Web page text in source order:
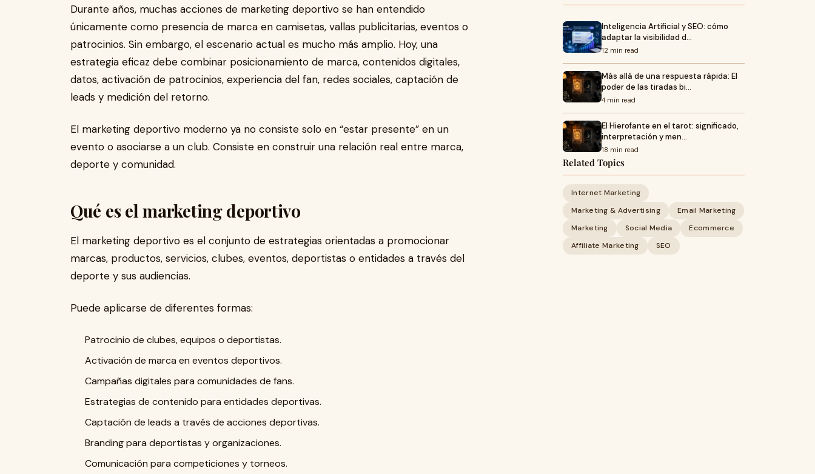
Durante años, muchas acciones de marketing deportivo se han entendido
únicamente como presencia de marca en camisetas, vallas publicitarias, eventos o
patrocinios. Sin embargo, el escenario actual es mucho más amplio. Hoy, una
estrategia eficaz debe combinar posicionamiento de marca, contenidos digitales,
datos, activación de patrocinios, experiencia del fan, redes sociales, captación de
leads y medición del retorno.
El marketing deportivo moderno ya no consiste solo en “estar presente” en un
evento o asociarse a un club. Consiste en construir una relación real entre marca,
deporte y comunidad.
Qué es el marketing deportivo
El marketing deportivo es el conjunto de estrategias orientadas a promocionar
marcas, productos, servicios, clubes, eventos, deportistas o entidades a través del
deporte y sus audiencias.
Puede aplicarse de diferentes formas:
Patrocinio de clubes, equipos o deportistas.
Activación de marca en eventos deportivos.
Campañas digitales para comunidades de fans.
Estrategias de contenido para entidades deportivas.
Captación de leads a través de acciones deportivas.
Branding para deportistas y organizaciones.
Comunicación para competiciones y torneos.
Inteligencia Artificial y SEO: cómo
adaptar la visibilidad d…
12 min read
Más allá de una respuesta rápida: El
poder de las tiradas bi…
4 min read
El Hierofante en el tarot: significado,
interpretación y men…
18 min read
Related Topics
Internet Marketing
Marketing & Advertising
Email Marketing
Marketing
Social Media
Ecommerce
Affiliate Marketing
SEO